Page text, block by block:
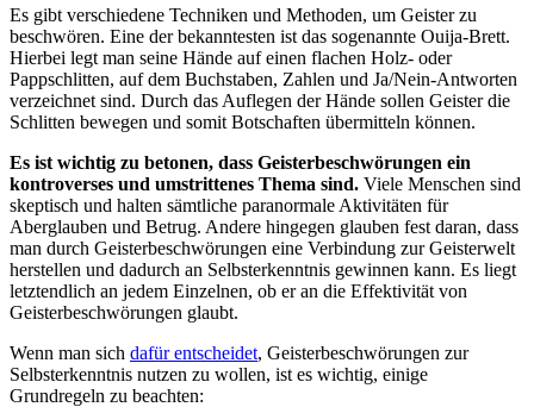
Es gibt⁢ verschiedene Techniken und‍ Methoden, um Geister zu
beschwören. Eine⁤ der bekanntesten ist das sogenannte‌ Ouija-Brett.
Hierbei legt​ man​ seine⁣ Hände auf​ einen flachen Holz- oder
Pappschlitten, auf ‍dem Buchstaben, Zahlen und Ja/Nein-Antworten ​
verzeichnet‌ sind. Durch das Auflegen der Hände sollen Geister die
Schlitten bewegen und ⁣somit Botschaften⁣ übermitteln können.
Es ist wichtig zu ‌betonen, ⁣dass⁤ Geisterbeschwörungen ein
kontroverses und ⁣umstrittenes Thema ⁤sind. Viele⁢ Menschen ‍sind⁣
skeptisch ​und halten sämtliche⁢ paranormale Aktivitäten für
Aberglauben und Betrug. Andere ⁢hingegen glauben fest daran, dass
man durch‍ Geisterbeschwörungen eine Verbindung zur Geisterwelt‍
herstellen und dadurch an Selbsterkenntnis gewinnen kann. Es liegt
letztendlich an ⁢jedem Einzelnen, ‍ob er an⁤ die⁤ Effektivität von
Geisterbeschwörungen glaubt.
Wenn man sich dafür entscheidet, Geisterbeschwörungen zur
Selbsterkenntnis nutzen zu wollen, ist es wichtig, einige
Grundregeln zu beachten: